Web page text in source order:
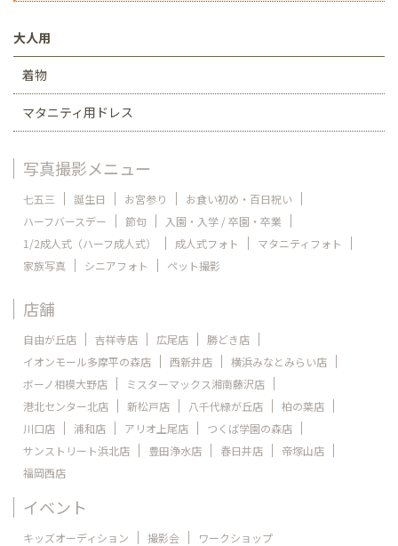
大人用
着物
マタニティ用ドレス
写真撮影メニュー
七五三 誕生日 お宮参り
お食い初め・百日祝い
ハーフバースデー
節句
入園・入学 / 卒園・卒業
1/2成人式（ハーフ成人式）
成人式フォト
マタニティフォト
家族写真
シニアフォト ペット撮影
店舗
自由が丘店 吉祥寺店 広尾店
勝どき店
イオンモール多摩平の森店
西新井店
横浜みなとみらい店
ボーノ相模大野店
ミスターマックス湘南藤沢店
港北センター北店
新松戸店 八千代緑が丘店
柏の葉店
川口店
浦和店 アリオ上尾店
つくば学園の森店
サンストリート浜北店
豊田浄水店 春日井店
帝塚山店
福岡西店
イベント
キッズオーディション 撮影会 ワークショップ